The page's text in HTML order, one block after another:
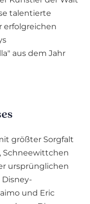
talentierte
erfolgreichen
aus dem Jahr
größter Sorgfalt
Schneewittchen
ursprünglichen
und Eric